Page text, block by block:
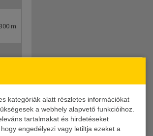
kategóriák alatt részletes információkat
a webhely alapvető funkcióihoz.
tartalmakat és hirdetéseket
engedélyezi vagy letiltja ezeket a
m
m
300 m